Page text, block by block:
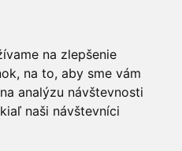
na zlepšenie
na to, aby sme vám
analýzu návštevnosti
naši návštevníci